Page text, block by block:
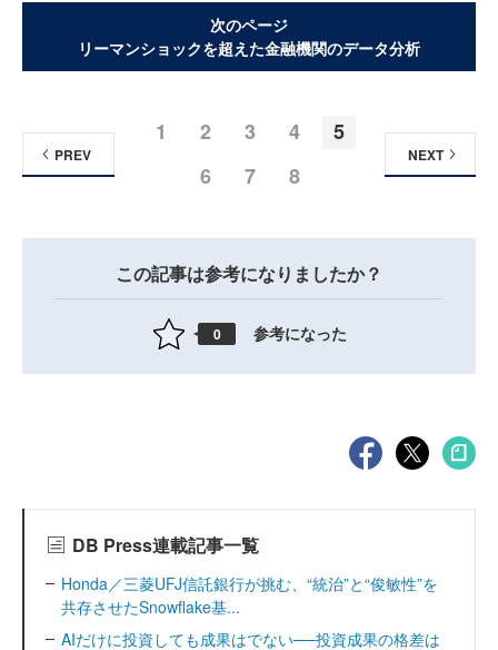
次のページ
リーマンショックを超えた金融機関のデータ分析
1 2 3 4
5
6
7 8
PREV NEXT
この記事は参考になりましたか？
0 参考になった
DB Press連載記事一覧
Honda／三菱UFJ信託銀行が挑む、“統治”と“俊敏性”を
共存させたSnowflake基...
AIだけに投資しても成果はでない──投資成果の格差は